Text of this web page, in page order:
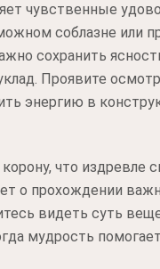
чувственные
соблазне или
сохранить
Проявите
энергию в
что
о прохождении
видеть суть
мудрость